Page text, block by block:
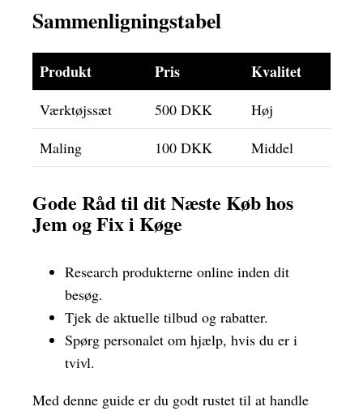
Sammenligningstabel
Produkt Pris Kvalitet
Værktøjssæt 500 DKK
Høj
Maling
100 DKK Middel
Gode Råd til dit Næste Køb hos
Jem og Fix i Køge
Research produkterne online inden dit
besøg.
Tjek de aktuelle tilbud og rabatter.
Spørg personalet om hjælp, hvis du er i
tvivl.
Med denne guide er du godt rustet til at handle